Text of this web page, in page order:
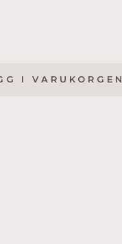
I VARUKORGEN